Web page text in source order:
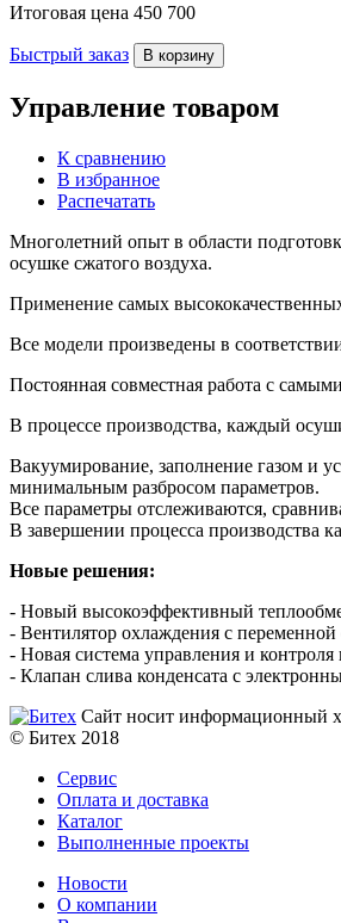
Итоговая цена 450 700
Быстрый заказ В корзину
Управление товаром
К сравнению
В избранное
Распечатать
Многолетний опыт в области
осушке сжатого воздуха.
Применение самых
Все модели произведены в
Постоянная совместная работа с
В процессе производства, каждый
Вакуумирование, заполнение газом и
минимальным разбросом параметров.
Все параметры отслеживаются,
В завершении процесса производства
Новые решения:
- Новый высокоэффективный
- Вентилятор охлаждения с
- Новая система управления и контроля
- Клапан слива конденсата с
Сайт носит информационный
© Битех 2018
Сервис
Оплата и доставка
Каталог
Выполненные проекты
Новости
О компании